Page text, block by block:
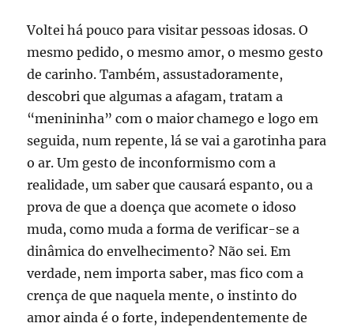
Voltei há pouco para visitar pessoas idosas. O
mesmo pedido, o mesmo amor, o mesmo gesto
de carinho. Também, assustadoramente,
descobri que algumas a afagam, tratam a
“menininha” com o maior chamego e logo em
seguida, num repente, lá se vai a garotinha para
o ar. Um gesto de inconformismo com a
realidade, um saber que causará espanto, ou a
prova de que a doença que acomete o idoso
muda, como muda a forma de verificar-se a
dinâmica do envelhecimento? Não sei. Em
verdade, nem importa saber, mas fico com a
crença de que naquela mente, o instinto do
amor ainda é o forte, independentemente de